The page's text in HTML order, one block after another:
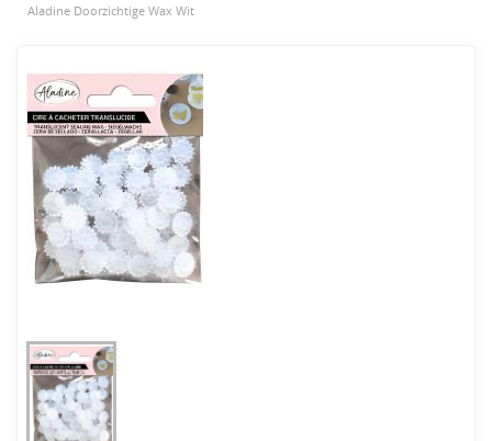
Aladine Doorzichtige Wax Wit